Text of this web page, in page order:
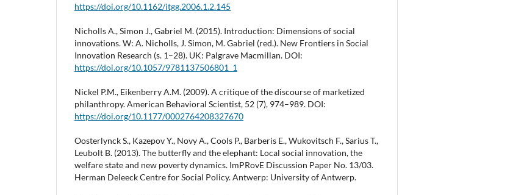
https://doi.org/10.1162/itgg.2006.1.2.145
Nicholls A., Simon J., Gabriel M. (2015). Introduction: Dimensions of social
innovations. W: A. Nicholls, J. Simon, M. Gabriel (red.). New Frontiers in Social
Innovation Research (s. 1–28). UK: Palgrave Macmillan. DOI:
https://doi.org/10.1057/9781137506801_1
Nickel P.M., Eikenberry A.M. (2009). A critique of the discourse of marketized
philanthropy. American Behavioral Scientist, 52 (7), 974–989. DOI:
https://doi.org/10.1177/0002764208327670
Oosterlynck S., Kazepov Y., Novy A., Cools P., Barberis E., Wukovitsch F., Sarius T.,
Leubolt B. (2013). The butterfly and the elephant: Local social innovation, the
welfare state and new poverty dynamics. ImPRovE Discussion Paper No. 13/03.
Herman Deleeck Centre for Social Policy. Antwerp: University of Antwerp.